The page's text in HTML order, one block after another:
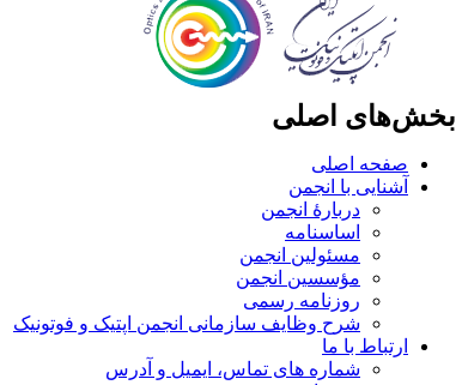
بخش‌های اصلی
صفحه اصلی
آشنایی با انجمن
دربارۀ انجمن
اساسنامه
مسئولین انجمن
مؤسسین انجمن
روزنامه رسمی
شرح وظایف سازمانی انجمن اپتیک و فوتونیک
ارتباط با ما
شماره های تماس، ایمیل و آدرس